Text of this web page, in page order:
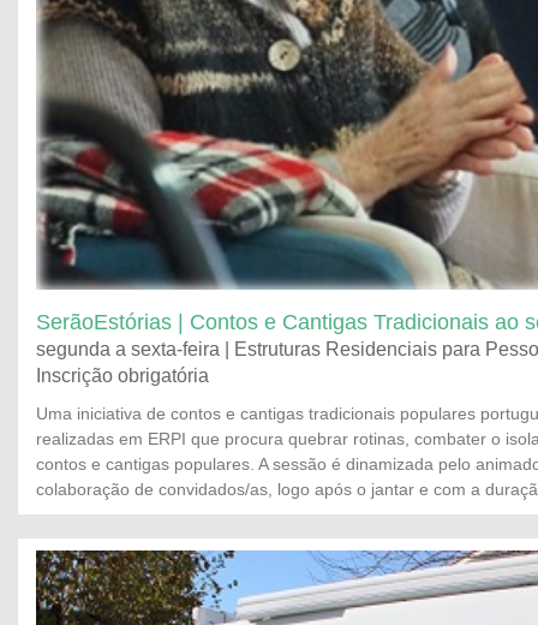
SerãoEstórias | Contos e Cantigas Tradicionais ao
segunda a sexta-feira | Estruturas Residenciais para
Inscrição obrigatória
Uma iniciativa de contos e cantigas tradicionais populares
realizadas em ERPI que procura quebrar rotinas, combater o
contos e cantigas populares. A sessão é dinamizada pelo
colaboração de convidados/as, logo após o jantar e com a